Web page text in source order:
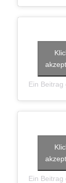
Ein
Ein